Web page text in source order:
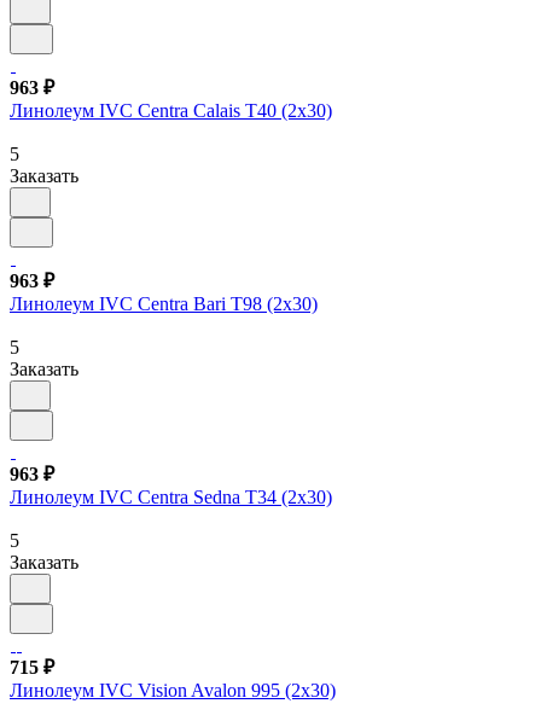
963 ₽
Линолеум IVC Centra Calais T40 (2х30)
5
Заказать
963 ₽
Линолеум IVC Centra Bari T98 (2х30)
5
Заказать
963 ₽
Линолеум IVC Centra Sedna T34 (2х30)
5
Заказать
715 ₽
Линолеум IVC Vision Avalon 995 (2х30)